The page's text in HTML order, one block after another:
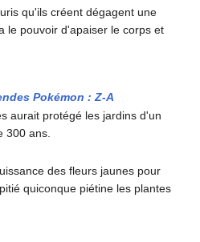
qu'ils créent dégagent une
le pouvoir d'apaiser le corps et
Pokémon : Z-A
aurait protégé les jardins d'un
300 ans.
des fleurs jaunes pour
quiconque piétine les plantes